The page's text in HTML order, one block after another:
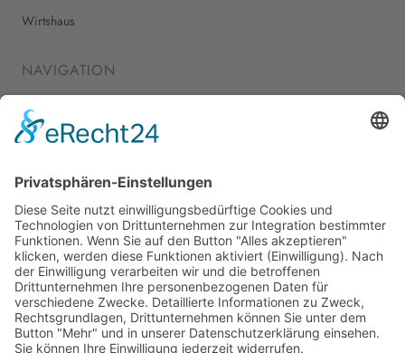
Wirtshaus
NAVIGATION
Home
Essen & Trinken
Shopping
Stadtleben
Veranstaltungen
Shop
Über Mich
Impressum